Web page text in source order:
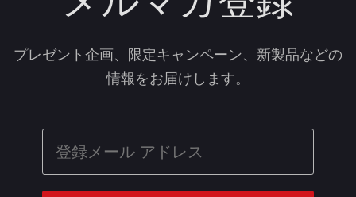
プレゼント企画、限定キャンペーン、新製品などの
情報をお届けします。